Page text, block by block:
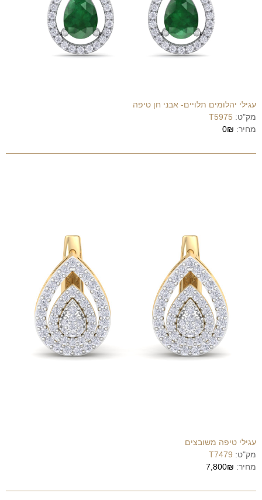
עגילי יהלומים תלויים- אבני חן טיפה
מק"ט: T5975
מחיר: 0₪
עגילי טיפה משובצים
מק"ט: T7479
מחיר: 7,800₪